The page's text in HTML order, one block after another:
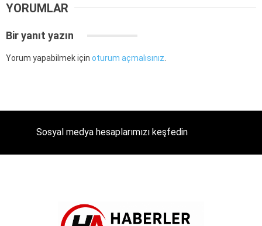
YORUMLAR
Bir yanıt yazın
Yorum yapabilmek için oturum açmalısınız
Sosyal medya hesaplarımızı keşfedin